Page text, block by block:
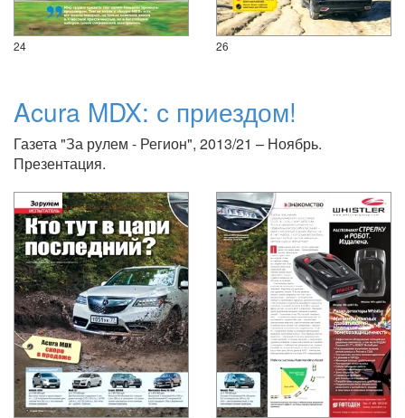
24 26
Acura MDX: с приездом!
Газета "За рулем - Регион", 2013/21 – Ноябрь.
Презентация.